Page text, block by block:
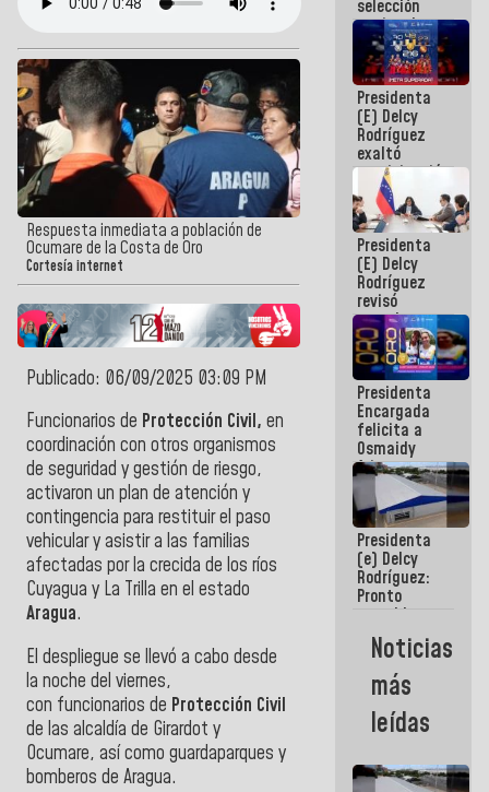
Respuesta inmediata a población de
Ocumare de la Costa de Oro
Cortesía internet
Publicado: 06/09/2025 03:09 PM
Funcionarios de Protección Civil, en
coordinación con otros organismos
de seguridad y gestión de riesgo,
activaron un plan de atención y
contingencia para restituir el paso
vehicular y asistir a las familias
afectadas por la crecida de los ríos
Cuyagua y La Trilla en el estado
Aragua.
El despliegue se llevó a cabo desde
la noche del viernes,
con funcionarios de Protección Civil
de las alcaldía de Girardot y
Ocumare, así como guardaparques y
bomberos de Aragua.
selección
nacional
masculina
de voleibol
campeona
de la Copa
Panamericana
Sub-17
Presidenta
(E) Delcy
Rodríguez
exaltó
participación
de
Venezuela
en Juegos
Centroamericanos
y del Caribe
2026
Presidenta
(E) Delcy
Rodríguez
revisó
agenda
económica y
ejecución de
fondos de
emergencia
post-sismos
Presidenta
Encargada
felicita a
Osmaidy
Arias y
Giraly
Marcano por
hacer
historia en
los
Centroamericanos
Presidenta
(e) Delcy
Rodríguez:
Pronto
restableceremos
las
operaciones
Aeropuerto
Internacional
de
Noticias
más
leídas